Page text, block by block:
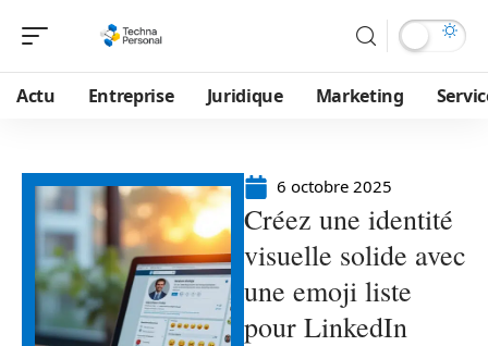
Actu Entreprise Juridique Marketing
6 octobre 2025
Créez une identité
visuelle solide avec
une emoji liste
pour LinkedIn